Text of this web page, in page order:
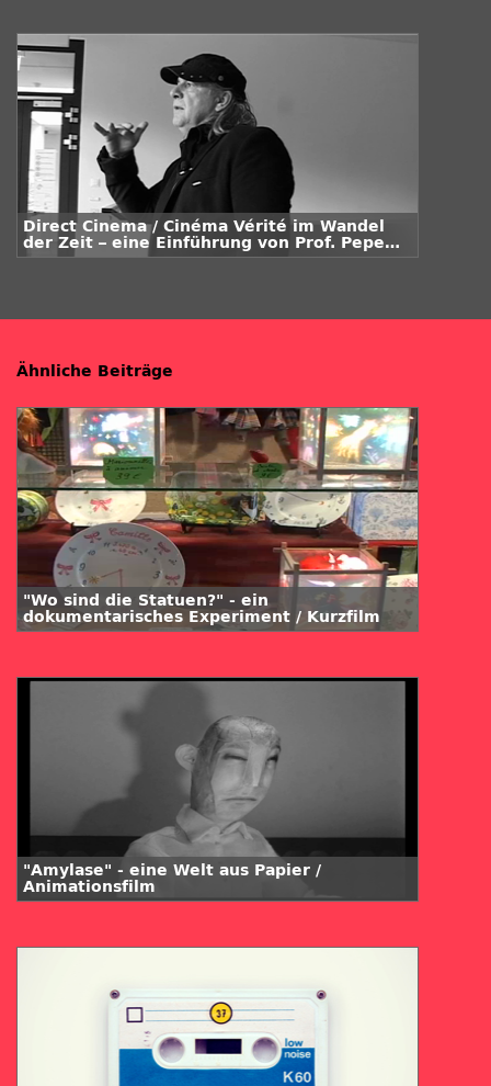
Direct Cinema / Cinéma Vérité im Wandel
der Zeit – eine Einführung von Prof. Pepe
Danquart
Ähnliche Beiträge
"Wo sind die Statuen?" - ein
dokumentarisches Experiment / Kurzfilm
"Amylase" - eine Welt aus Papier /
Animationsfilm